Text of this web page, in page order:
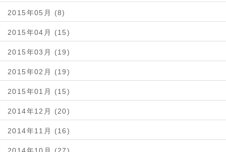
2015年05月 (8)
2015年04月 (15)
2015年03月 (19)
2015年02月 (19)
2015年01月 (15)
2014年12月 (20)
2014年11月 (16)